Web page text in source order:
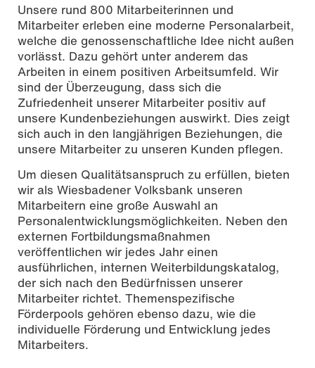
Unsere rund 800 Mitarbeiterinnen und
Mitarbeiter erleben eine moderne Personalarbeit,
welche die genossenschaftliche Idee nicht außen
vorlässt. Dazu gehört unter anderem das
Arbeiten in einem positiven Arbeitsumfeld. Wir
sind der Überzeugung, dass sich die
Zufriedenheit unserer Mitarbeiter positiv auf
unsere Kundenbeziehungen auswirkt. Dies zeigt
sich auch in den langjährigen Beziehungen, die
unsere Mitarbeiter zu unseren Kunden pflegen.
Um diesen Qualitätsanspruch zu erfüllen, bieten
wir als Wiesbadener Volksbank unseren
Mitarbeitern eine große Auswahl an
Personalentwicklungsmöglichkeiten. Neben den
externen Fortbildungsmaßnahmen
veröffentlichen wir jedes Jahr einen
ausführlichen, internen Weiterbildungskatalog,
der sich nach den Bedürfnissen unserer
Mitarbeiter richtet. Themenspezifische
Förderpools gehören ebenso dazu, wie die
individuelle Förderung und Entwicklung jedes
Mitarbeiters.